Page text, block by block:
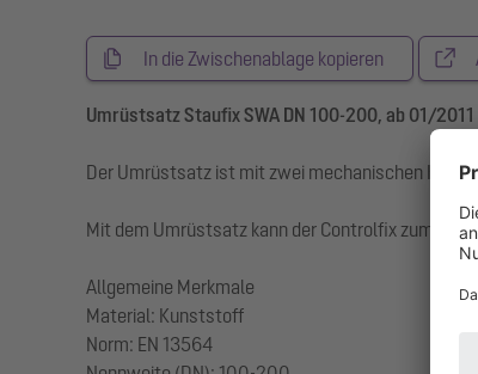
In die Zwischenablage kopieren
Umrüstsatz Staufix SWA DN 100-200, ab 01/2011
Der Umrüstsatz ist mit zwei mechanischen
Mit dem Umrüstsatz kann der Controlfix zum
Allgemeine Merkmale
Material: Kunststoff
Norm: EN 13564